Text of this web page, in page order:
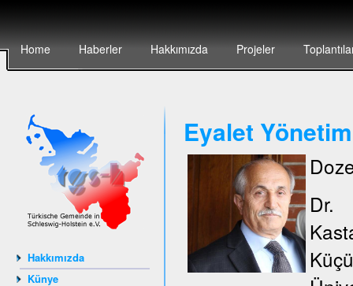
Home Haberler Hakkımızda Projeler
Hakkımızda
Künye
Eyalet
Dr.